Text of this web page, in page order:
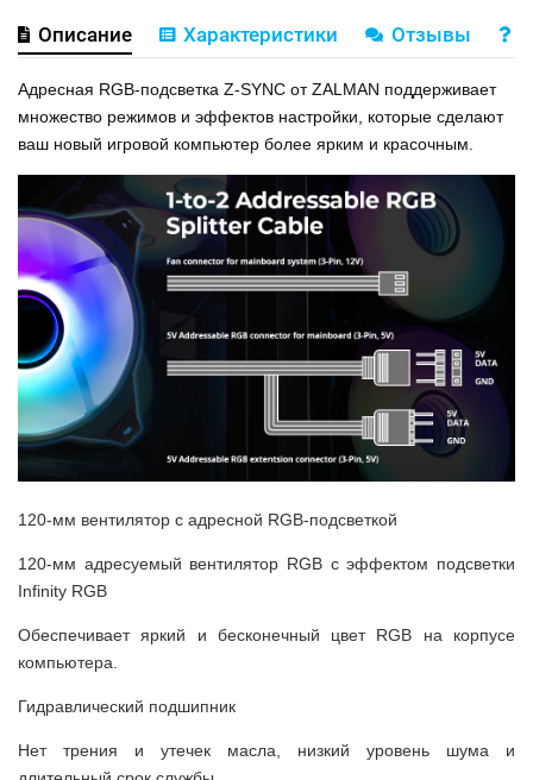
Описание Характеристики Отзывы
Адресная RGB-подсветка Z-SYNC от ZALMAN поддерживает
множество режимов и эффектов настройки, которые сделают
ваш новый игровой компьютер более ярким и красочным.
120-мм вентилятор с адресной RGB-подсветкой
120-мм адресуемый вентилятор RGB с эффектом подсветки
Infinity RGB
Обеспечивает яркий и бесконечный цвет RGB на корпусе
компьютера.
Гидравлический подшипник
Нет трения и утечек масла, низкий уровень шума и